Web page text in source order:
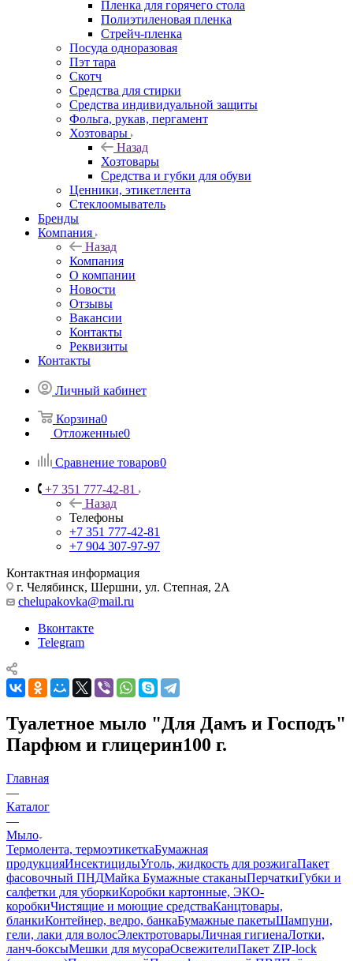
Пленка для горячего стола
Полиэтиленовая пленка
Стрейч-пленка
Посуда одноразовая
Пэт тара
Скотч
Средства для стирки
Средства индивидуальной защиты
Фольга, рукав, пергамент
Хозтовары
Назад
Хозтовары
Средства и губки для обуви
Ценники, этикетлента
Стеклоомыватель
Бренды
Компания
Назад
Компания
О компании
Новости
Отзывы
Вакансии
Контакты
Реквизиты
Контакты
Личный кабинет
Корзина0
Отложенные0
Сравнение товаров0
+7 351 777-42-81
Назад
Телефоны
+7 351 777-42-81
+7 904 307-97-97
Контактная информация
г. Челябинск, Шершни, ул. Степная, 2А
chelupakovka@mail.ru
Вконтакте
Telegram
Туалетное мыло "Для Дамъ и Господъ"
Парфюм и глицерин100 г.
Главная
—
Каталог
—
Мыло
Термолента, термоэтикеткаБумажная
продукцияИнсектицидыУголь, жидкость для розжигаПакет
фасовочный ПНДМайка Бумажные стаканыПерчаткиГубки и
салфетки для уборкиКоробки картонные, ЭКО-
коробкиЧистящие и моющие средстваКанцтовары,
бланкиКонтейнер, ведро, банкаБумажные пакетыШампуни,
гели, лаки для волосЭлектротоварыЛичная гигиенаЛотки,
ланч-боксыМешки для мусораОсвежителиПакет ZIP-lock